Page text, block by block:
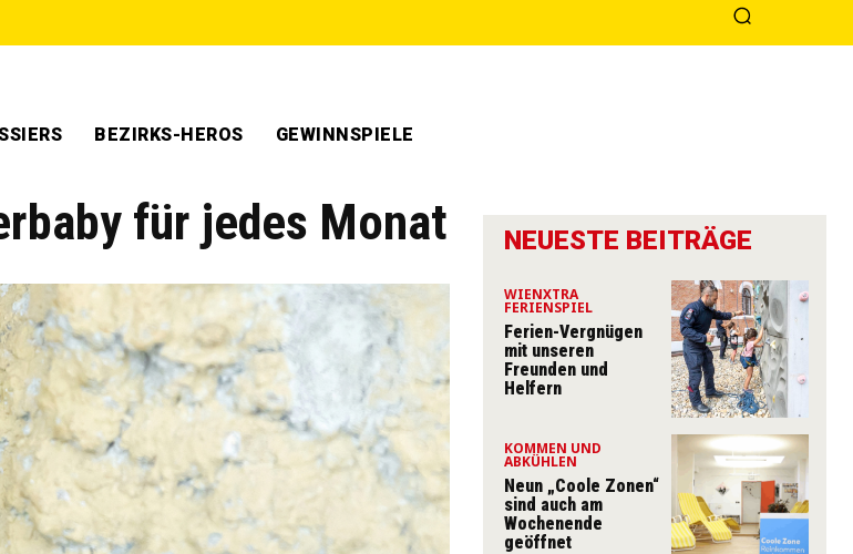
BEZIRKS-HEROS GEWINNSPIELE
für jedes Monat NEUESTE BEITRÄGE
WIENXTRA
FERIENSPIEL
Ferien-Vergnügen
mit unseren
Freunden und
Helfern
KOMMEN UND
ABKÜHLEN
Neun „Coole Zonen“
sind auch am
Wochenende
geöffnet